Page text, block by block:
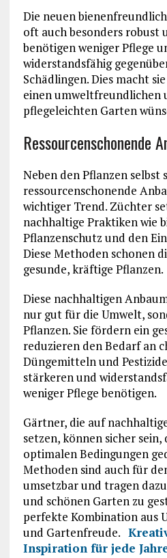
Die neuen
oft auch besonders robust
benötigen weniger Pflege
widerstandsfähig
Schädlingen. Dies macht
einen umweltfreundlichen
pflegeleichten Garten
Ressourcenschonende
Neben den Pflanzen selbst
ressourcenschonende
wichtiger Trend. Züchter
nachhaltige Praktiken wie
Pflanzenschutz und den
Diese Methoden schonen
gesunde, kräftige Pflanzen.
Diese nachhaltigen
nur gut für die Umwelt,
Pflanzen. Sie fördern ein
reduzieren den Bedarf an
Düngemitteln und
stärkeren und
weniger Pflege benötigen.
Gärtner, die auf
setzen, können sicher
optimalen Bedingungen
Methoden sind auch für
umsetzbar und tragen
und schönen Garten zu
perfekte Kombination aus
und Gartenfreude.
Inspiration für jede